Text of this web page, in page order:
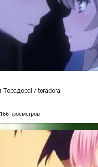
Торадора! / toradora
166 просмотров